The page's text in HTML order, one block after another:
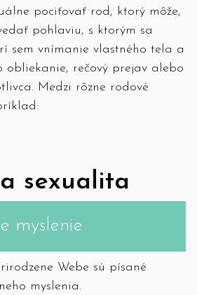
pociťovať rod, ktorý môže,
pohlaviu, s ktorým sa
sem vnímanie vlastného tela a
obliekanie, rečový prejav alebo
Medzi rôzne rodové
sexualita
myslenie
Webe sú písané
myslenia.